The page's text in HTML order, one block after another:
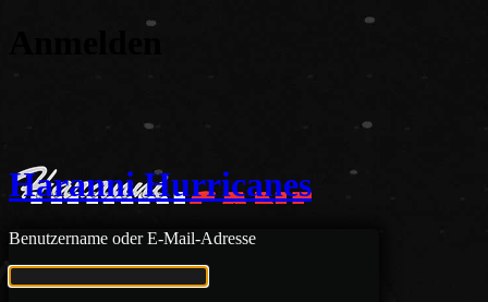
Haranni Hurricanes
Benutzername oder E-Mail-Adresse